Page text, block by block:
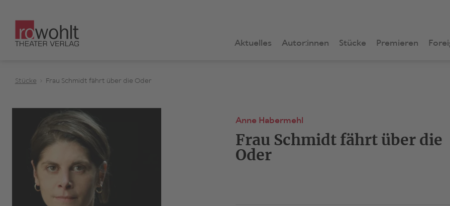
Aktuelles Autor:innen Stücke Premieren
Stücke Frau Schmidt fährt über die Oder
Anne Habermehl
Frau Schmidt fährt über die
Oder